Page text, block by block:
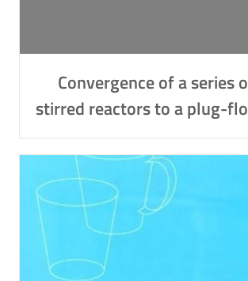
Convergence of a series
stirred reactors to a plug-